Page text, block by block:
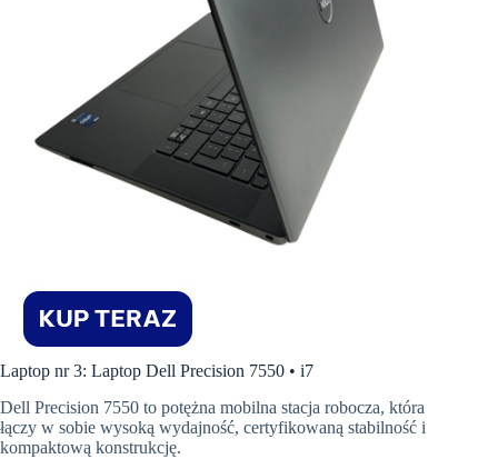
Laptop nr 3: Laptop Dell Precision 7550 • i7
Dell Precision 7550 to potężna mobilna stacja robocza, która
łączy w sobie wysoką wydajność, certyfikowaną stabilność i
kompaktową konstrukcję.